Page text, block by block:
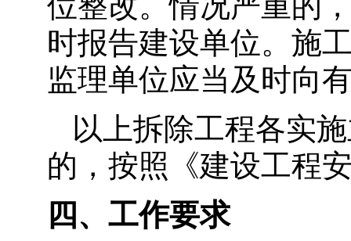
时报告建设单位。施
监理单位应当及时向
以上拆除工程各实
的，按照《建设工程
四、工作要求